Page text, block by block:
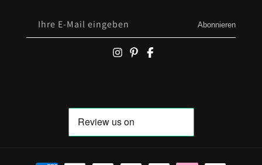
Ihre E-Mail eingeben Abonnieren